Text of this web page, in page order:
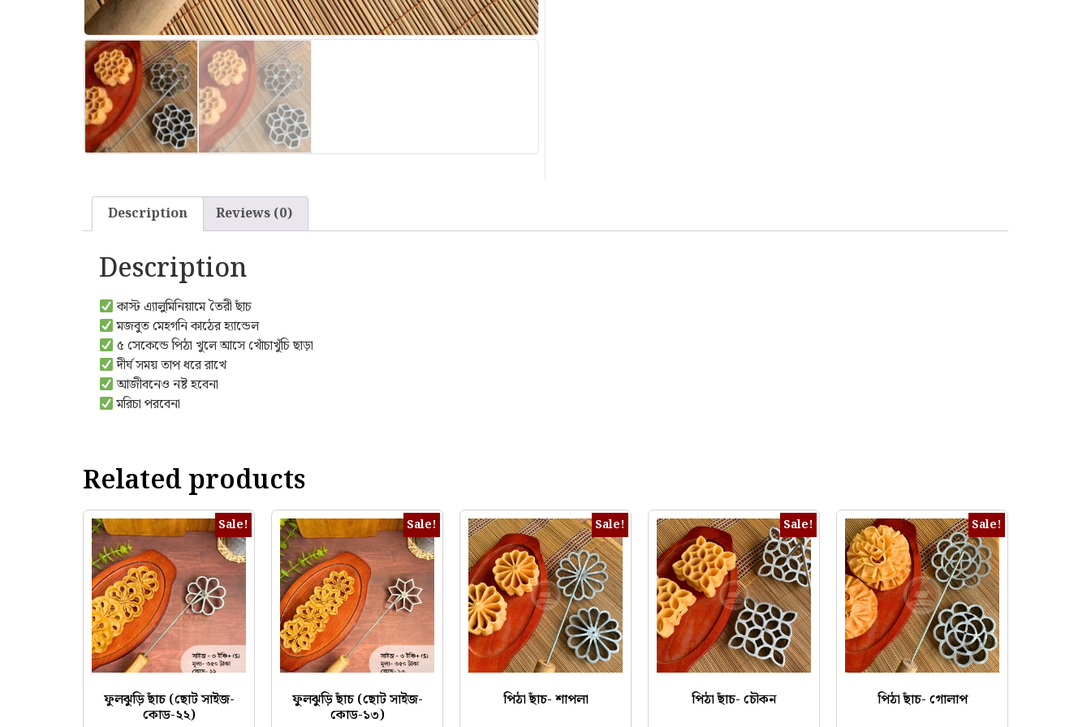
Description Reviews (0)
Description
কাস্ট এ‍্যালুমিনিয়ামে তৈরী ছাঁচ
মজবুত মেহগনি কাঠের হ্যান্ডেল
৫ সেকেন্ডে পিঠা খুলে আসে খোঁচাখুঁচি ছাড়া
দীর্ঘ সময় তাপ ধরে রাখে
আজীবনেও নষ্ট হবেনা
মরিচা পরবেনা
Related products
Sale!
ফুলঝুড়ি ছাঁচ (ছোট সাইজ-
কোড-২২)
Sale!
ফুলঝুড়ি ছাঁচ (ছোট সাইজ-
কোড-১৩)
Sale!
পিঠা ছাঁচ- শাপলা
Sale!
পিঠা ছাঁচ- চৌকন
Sale!
পিঠা ছাঁচ- গোলাপ